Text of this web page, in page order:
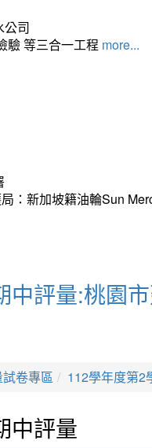
公司
驗 等三合一工程 more...
：新加坡籍油輪Sun
中評量:桃園
卷專區 112學年度第2
中評量